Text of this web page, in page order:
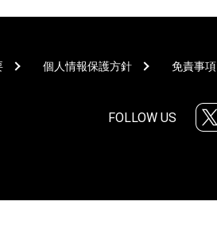
個人情報保護方針 免責事項
FOLLOW US